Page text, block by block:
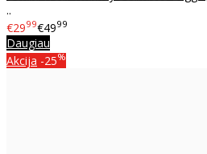
..
€2999€4999
Daugiau
Akcija -25%